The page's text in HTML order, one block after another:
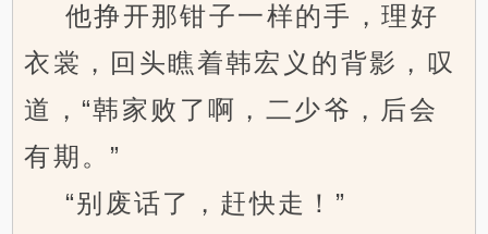
他挣开那钳子一样的手，理好
衣裳，回头瞧着韩宏义的背影，叹
道，“韩家败了啊，二少爷，后会
有期。”
“别废话了，赶快走！”